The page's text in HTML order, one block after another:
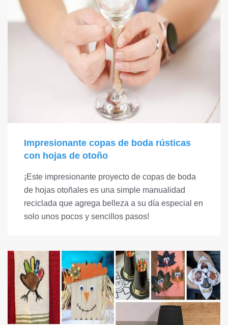
Impresionante copas de boda rústicas
con hojas de otoño
¡Este impresionante proyecto de copas de boda
de hojas otoñales es una simple manualidad
reciclada que agrega belleza a su día especial en
solo unos pocos y sencillos pasos!